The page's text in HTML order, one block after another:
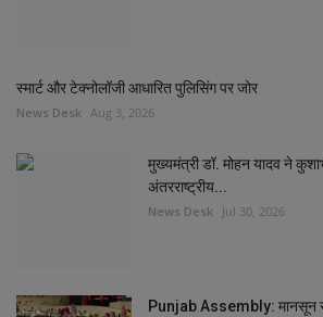
स्मार्ट और टेक्नोलॉजी आधारित पुलिसिंग पर जोर
News Desk Aug 3, 2026
मुख्यमंत्री डॉ. मोहन यादव ने
अंतरराष्ट्रीय...
News Desk Jul 30, 2026
Punjab Assembly: मानसून